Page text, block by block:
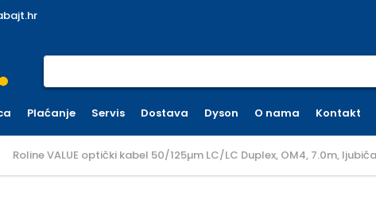
Plaćanje Servis Dostava Dyson O nama Kontakt
Roline VALUE optički kabel 50/125µm LC/LC Duplex, OM4, 7.0m,